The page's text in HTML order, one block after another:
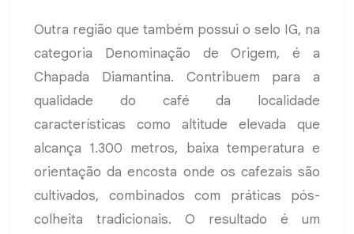
Outra região que também possui o selo IG, na
categoria Denominação de Origem, é a
Chapada Diamantina. Contribuem para a
qualidade do café da localidade
características como altitude elevada que
alcança 1.300 metros, baixa temperatura e
orientação da encosta onde os cafezais são
cultivados, combinados com práticas pós-
colheita tradicionais. O resultado é um